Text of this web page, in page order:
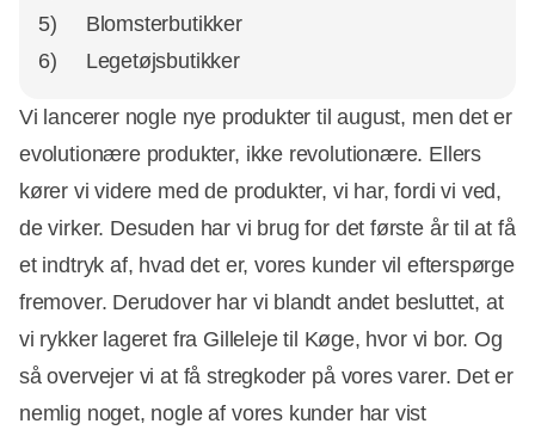
5) Blomsterbutikker
6) Legetøjsbutikker
Vi lancerer nogle nye produkter til august, men det er
evolutionære produkter, ikke revolutionære. Ellers
kører vi videre med de produkter, vi har, fordi vi ved,
de virker. Desuden har vi brug for det første år til at få
et indtryk af, hvad det er, vores kunder vil efterspørge
fremover. Derudover har vi blandt andet besluttet, at
vi rykker lageret fra Gilleleje til Køge, hvor vi bor. Og
så overvejer vi at få stregkoder på vores varer. Det er
nemlig noget, nogle af vores kunder har vist